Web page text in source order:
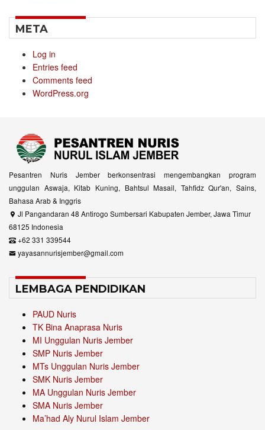
META
Log in
Entries feed
Comments feed
WordPress.org
Pesantren Nuris Jember berkonsentrasi mengembangkan program
unggulan Aswaja, Kitab Kuning, Bahtsul Masail, Tahfidz Qur'an, Sains,
Bahasa Arab & Inggris
Jl Pangandaran 48 Antirogo Sumbersari Kabupaten Jember, Jawa Timur
68125 Indonesia
+62 331 339544
yayasannurisjember@gmail.com
LEMBAGA PENDIDIKAN
PAUD Nuris
TK Bina Anaprasa Nuris
MI Unggulan Nuris Jember
SMP Nuris Jember
MTs Unggulan Nuris Jember
SMK Nuris Jember
MA Unggulan Nuris Jember
SMA Nuris Jember
Ma’had Aly Nurul Islam Jember